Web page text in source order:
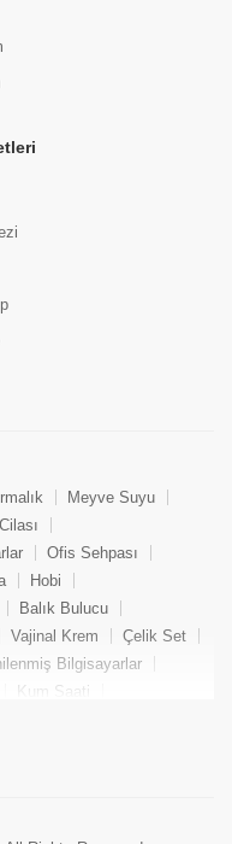
Meyve Suyu
Ofis Sehpası
Hobi
Balık Bulucu
Vajinal Krem
Çelik Set
Bilgisayarlar
Kum Saati